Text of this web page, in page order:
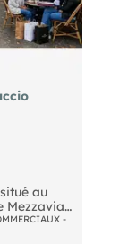
au
Mezzavia.
avec
et
-